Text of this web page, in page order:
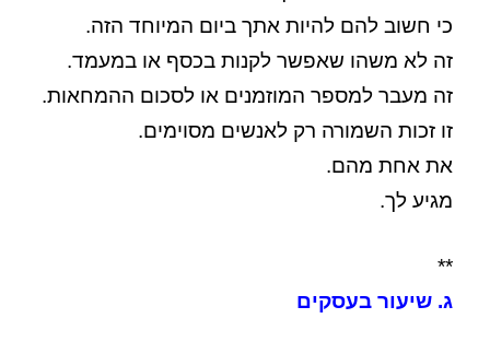
כי חשוב להם להיות אתך ביום המיוחד הזה.
זה לא משהו שאפשר לקנות בכסף או במעמד.
זה מעבר למספר המוזמנים או לסכום ההמחאות.
זו זכות השמורה רק לאנשים מסוימים.
את אחת מהם.
מגיע לך.
**
ג. שיעור בעסקים